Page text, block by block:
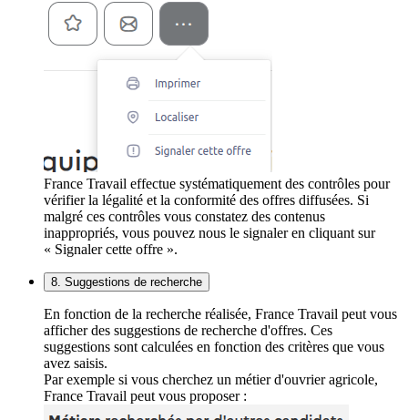
France Travail effectue systématiquement des contrôles pour
vérifier la légalité et la conformité des offres diffusées. Si
malgré ces contrôles vous constatez des contenus
inappropriés, vous pouvez nous le signaler en cliquant sur
« Signaler cette offre ».
8. Suggestions de recherche
En fonction de la recherche réalisée, France Travail peut vous
afficher des suggestions de recherche d'offres. Ces
suggestions sont calculées en fonction des critères que vous
avez saisis.
Par exemple si vous cherchez un métier d'ouvrier agricole,
France Travail peut vous proposer :